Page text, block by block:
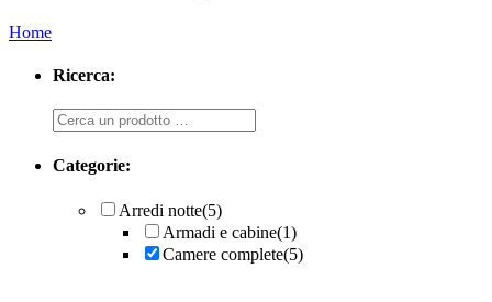
Home
Ricerca:
Ricerca
Categorie:
Arredi notte(5)
Armadi e cabine(1)
Camere complete(5)